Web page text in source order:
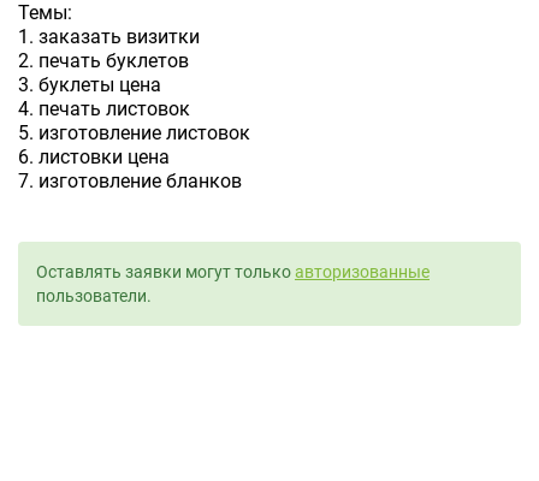
Темы:
1. заказать визитки
2. печать буклетов
3. буклеты цена
4. печать листовок
5. изготовление листовок
6. листовки цена
7. изготовление бланков
Оставлять заявки могут толькоавторизованные
пользователи.